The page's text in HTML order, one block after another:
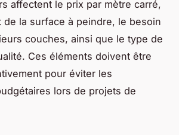
affectent le prix par mètre carré,
de la surface à peindre, le besoin
couches, ainsi que le type de
Ces éléments doivent être
pour éviter les
lors de projets de